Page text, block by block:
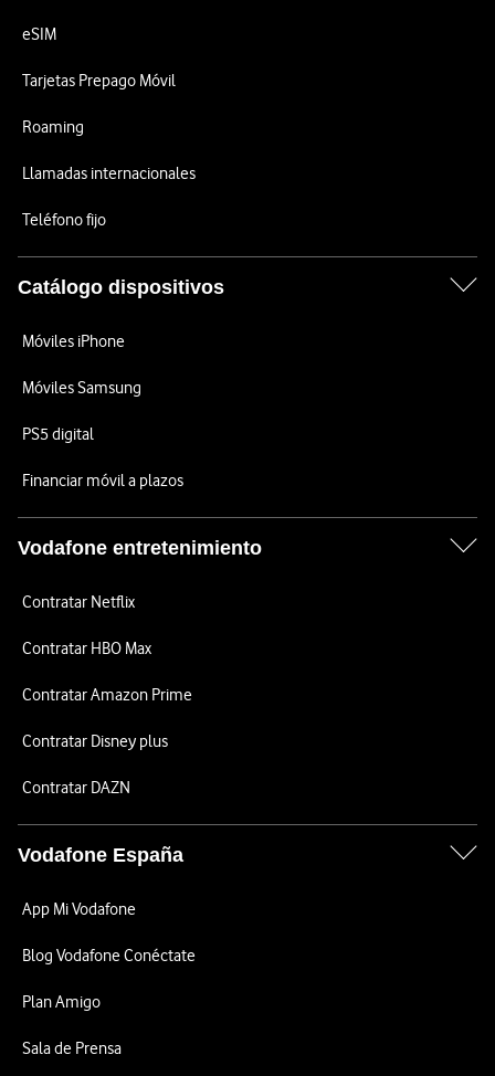
eSIM
Tarjetas Prepago Móvil
Roaming
Llamadas internacionales
Teléfono fijo
Catálogo dispositivos
Móviles iPhone
Móviles Samsung
PS5 digital
Financiar móvil a plazos
Vodafone entretenimiento
Contratar Netflix
Contratar HBO Max
Contratar Amazon Prime
Contratar Disney plus
Contratar DAZN
Vodafone España
App Mi Vodafone
Blog Vodafone Conéctate
Plan Amigo
Sala de Prensa